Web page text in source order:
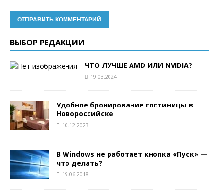
ВЫБОР РЕДАКЦИИ
ЧТО ЛУЧШЕ AMD ИЛИ NVIDIA?
19.03.2024
Удобное бронирование гостиницы в
Новороссийске
10.12.2023
В Windows не работает кнопка «Пуск» —
что делать?
19.06.2018